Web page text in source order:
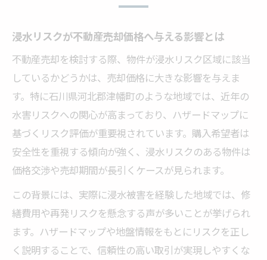
浸水リスクが不動産売却価格へ与える影響とは
不動産売却を検討する際、物件が浸水リスク区域に該当
しているかどうかは、売却価格に大きな影響を与えま
す。特に石川県河北郡津幡町のような地域では、近年の
水害リスクへの関心が高まっており、ハザードマップに
基づくリスク評価が重要視されています。購入希望者は
安全性を重視する傾向が強く、浸水リスクのある物件は
価格交渉や売却期間が長引くケースが見られます。
この背景には、実際に浸水被害を経験した地域では、修
繕費用や再発リスクを懸念する声が多いことが挙げられ
ます。ハザードマップや地盤情報をもとにリスクを正し
く説明することで、信頼性の高い取引が実現しやすくな